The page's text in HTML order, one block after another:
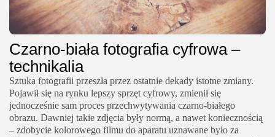
Czarno-biała fotografia cyfrowa –
technikalia
Sztuka fotografii przeszła przez ostatnie dekady istotne zmiany.
Pojawił się na rynku lepszy sprzęt cyfrowy, zmienił się
jednocześnie sam proces przechwytywania czarno-białego
obrazu. Dawniej takie zdjęcia były normą, a nawet koniecznością
– zdobycie kolorowego filmu do aparatu uznawane było za